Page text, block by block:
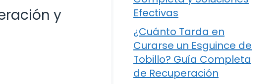
y
Efectivas
¿Cuánto Tarda en
Curarse un Esguince de
Tobillo? Guía Completa
de Recuperación